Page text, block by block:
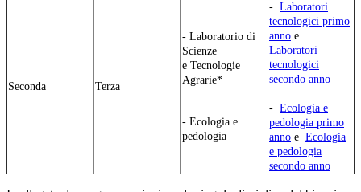
Seconda Terza
- Laboratorio di
Scienze
e Tecnologie
Agrarie*
- Ecologia e
pedologia
- Laboratori
tecnologici primo
anno e
Laboratori
tecnologici
secondo anno
- Ecologia e
pedologia primo
anno e Ecologia
e pedologia
secondo anno